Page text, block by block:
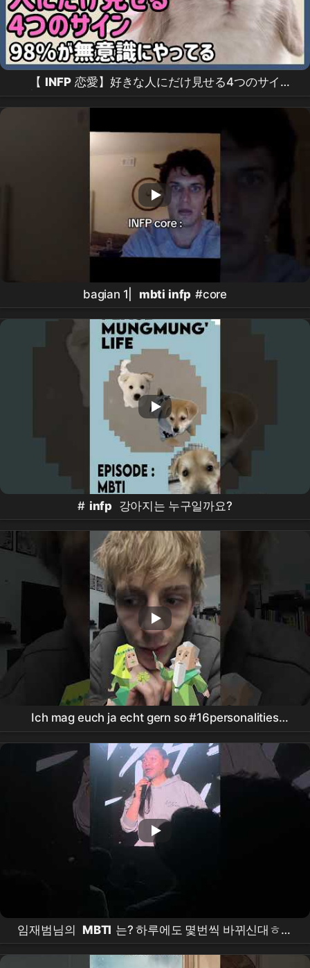
【 INFP 恋愛】好きな人にだけ見せる4つのサイ
ン|98%が無意識にやってる本気の脈ありサイン完全
bagian 1| mbti infp #core
# infp 강아지는 누구일까요?
Ich mag euch ja echt gern so #16personalities
# mbti # infp # infj #deutsch
임재범님의 MBTI 는? 하루에도 몇번씩 바뀌신대ㅎㅎ
팬으로서 INFP INFJ 생각했었답니다ㅎㅎ(제가
라ㅎㅎ 최애곡은 '너를위해'입니다